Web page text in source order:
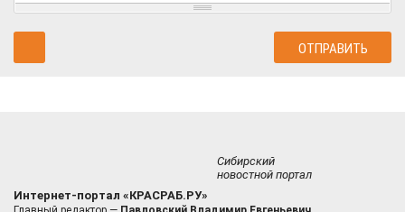
Сибирский
новостной портал
Интернет-портал «КРАСРАБ.РУ»